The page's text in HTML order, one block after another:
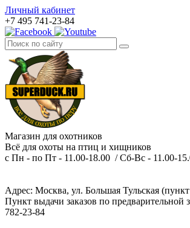
Личный кабинет
+7 495 741-23-84
Магазин для охотников
Всё для охоты на птиц и хищников
с Пн - по Пт - 11.00-18.00 / Сб-Вс - 11.00-
Адрес: Москва, ул. Большая Тульская
Пункт выдачи заказов по предварительной
782-23-84